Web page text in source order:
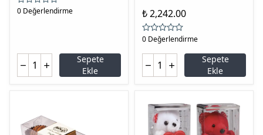
0 Değerlendirme
Sepete
Ekle
₺ 2,242.00
0 Değerlendirme
Sepete
Ekle